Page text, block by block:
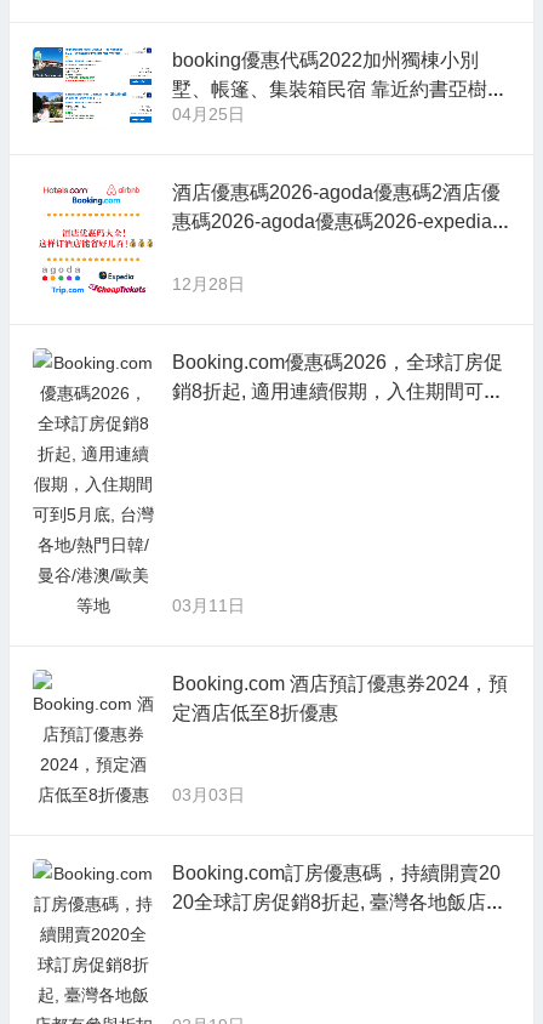
booking優惠代碼2022加州獨棟小別
墅、帳篷、集裝箱民宿 靠近約書亞樹國
家公園 $253/晚起 最多可入住4人
04月25日
酒店優惠碼2026-agoda優惠碼2酒店優
惠碼2026-agoda優惠碼2026-expedia
惠代碼,永安旅遊優惠碼021-expedia折
12月28日
Booking.com優惠碼2026，全球訂房促
銷8折起, 適用連續假期，入住期間可到
03月11日
Booking.com 酒店預訂優惠券2024，預
定酒店低至8折優惠
03月03日
Booking.com訂房優惠碼，持續開賣20
20全球訂房促銷8折起, 臺灣各地飯店都